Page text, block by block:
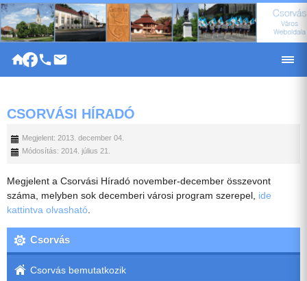
|
CSORVÁSI HÍRADÓ
Megjelent: 2013. december 04.
Módosítás: 2014. július 21.
Megjelent a Csorvási Híradó november-december összevont
száma, melyben sok decemberi városi program szerepel, ide
kattintva olvasható.
Csorvás
Csorvás bemutatkozik